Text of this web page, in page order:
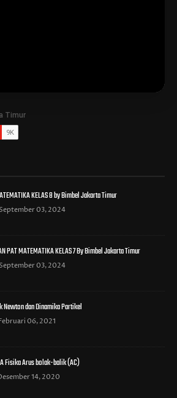
KELAS 8 by Bimbel Jakarta Timur
03, 2024
PAT MATEMATIKA KELAS 7 By Bimbel Jakarta Timur
03, 2024
Newton dan Dinamika Partikel
06, 2021
Fisika Arus bolak-balik (AC)
14, 2020